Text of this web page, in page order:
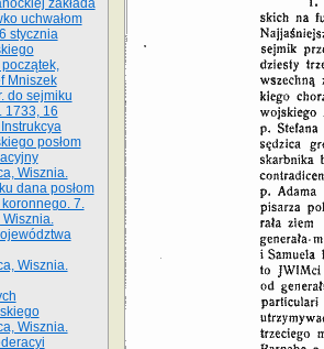
zakłada
uchwałom
stycz­nia
Mniszek
do sejmiku
1733, 16
posłom
Wisznia.
dana posłom
koronnego. 7.
Wisznia.
Wisznia.
Wisznia.